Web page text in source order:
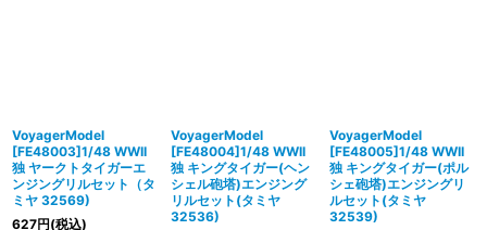
VoyagerModel
[FE48003]1/48 WWII
独 ヤークトタイガーエ
ンジングリルセット（タ
ミヤ 32569)
627円(税込)
VoyagerModel
[FE48004]1/48 WWII
独 キングタイガー(ヘン
シェル砲塔)エンジング
リルセット(タミヤ
32536)
VoyagerModel
[FE48005]1/48 WWII
独 キングタイガー(ポル
シェ砲塔)エンジングリ
ルセット(タミヤ
32539)